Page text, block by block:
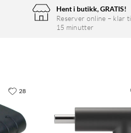
Hent i butikk, GRATIS!
Reserver online – klar
15 minutter
28